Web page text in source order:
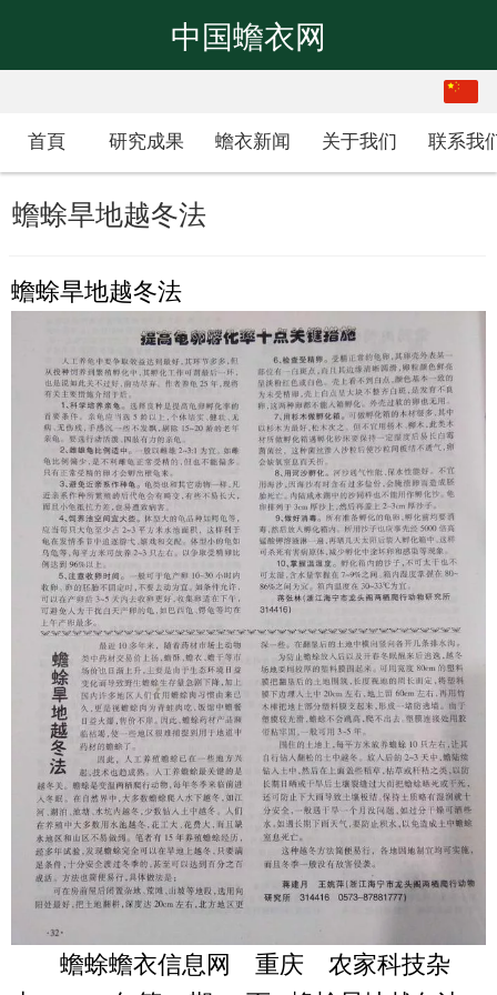
中国蟾衣网
中文
首頁 研究成果 蟾衣新闻 关于我们 联系我
蟾蜍旱地越冬法
蟾蜍旱地越冬法
蟾蜍蟾衣信息网 重庆 农家科技杂